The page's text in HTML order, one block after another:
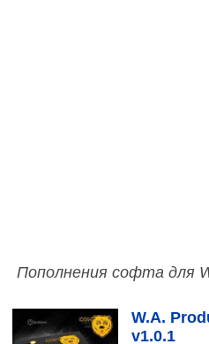
Пополнения софта для
W.A.
v1.0.1